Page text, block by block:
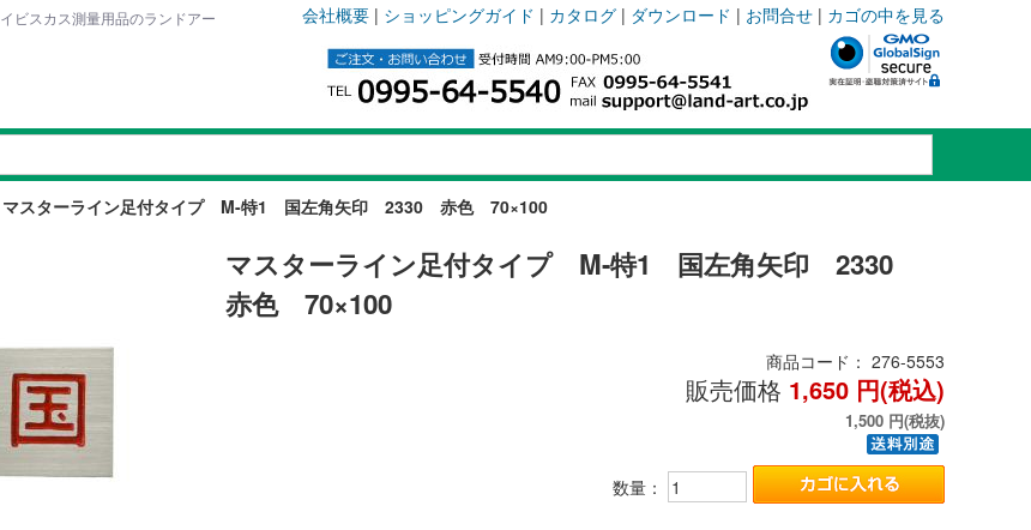
スカス測量用品のランドアー
会社概要 | ショッピングガイド | カタログ | ダウンロード | お問合せ | カゴの中を見る
マスターライン足付タイプ M-特1 国左角矢印 2330 赤色 70×100
マスターライン足付タイプ M-特1 国左角矢印 2330
赤色 70×100
商品コード： 276-5553
販売価格 1,650 円(税込)
1,500 円(税抜)
数量：